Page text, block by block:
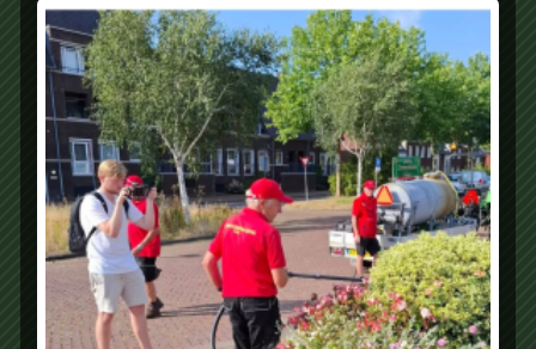
Klaas Dusselaar – Secretaris
Rijksstraatweg 133G
7391 MK Twello
Email:info@dorpsverfraaiing.nl
Jan Klein Swormink – Penningmeester
Hunderenlaan 5
7391 TB Twello
Email:
penningmeester@dorpsverfraaiing.nl